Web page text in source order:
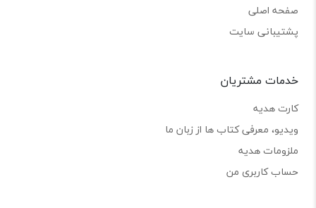
صفحه اصلی
پشتیبانی سایت
خدمات مشتریان
کارت هدیه
ویدیو، معرفی کتاب ها از زبان ما
ملزومات هدیه
حساب کاربری من